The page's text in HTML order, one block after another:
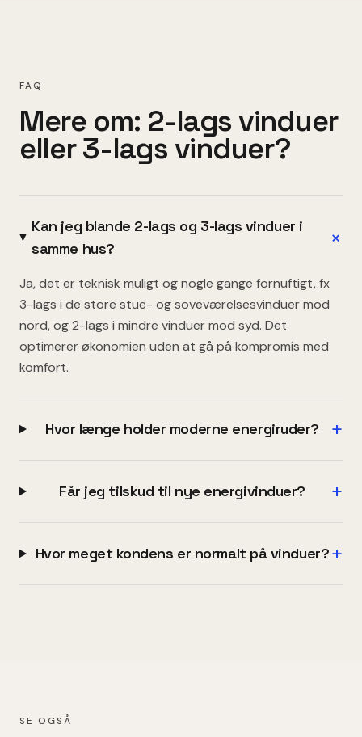
FAQ
Mere om: 2-lags vinduer
eller 3-lags vinduer?
Kan jeg blande 2-lags og 3-lags vinduer i
samme hus?
+
Ja, det er teknisk muligt og nogle gange fornuftigt, fx
3-lags i de store stue- og soveværelsesvinduer mod
nord, og 2-lags i mindre vinduer mod syd. Det
optimerer økonomien uden at gå på kompromis med
komfort.
Hvor længe holder moderne energiruder? +
Får jeg tilskud til nye energivinduer? +
Hvor meget kondens er normalt på vinduer?+
SE OGSÅ